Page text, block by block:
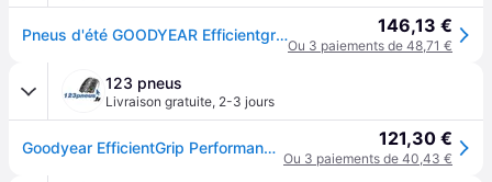
Pneus d'été GOODYEAR Efficientgrip Performance 205/55R17 91V 146,13 €
Ou 3 paiements de 48,71 €
123 pneus
Livraison gratuite, 2-3 jours
Goodyear EfficientGrip Performance ( 205/55 R17 91V EVR ) 121,30 €
Ou 3 paiements de 40,43 €